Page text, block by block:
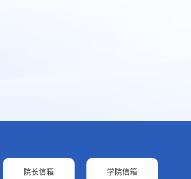
院长信箱 学院信箱